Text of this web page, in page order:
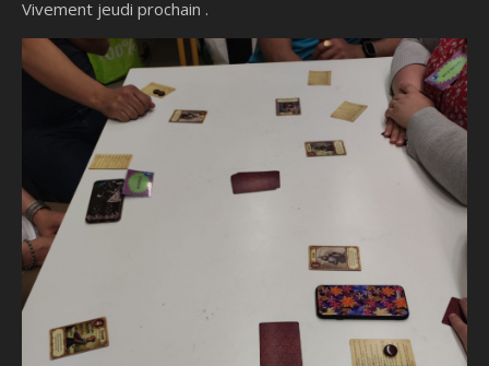
Vivement jeudi prochain .